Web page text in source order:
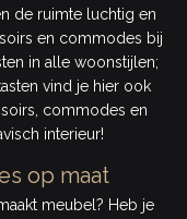
de ruimte luchtig en
en commodes bij
in alle woonstijlen;
vind je hier ook
commodes en
interieur!
op maat
meubel? Heb je